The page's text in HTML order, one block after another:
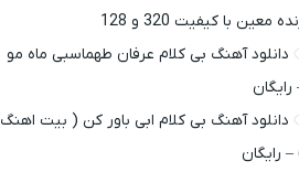
معین با کیفیت 320 و 128
دانلود آهنگ بی کلام عرفان طهماسبی ماه مو
رایگان
دانلود آهنگ بی کلام ابی باور کن ( بیت اهنگ
– رایگان